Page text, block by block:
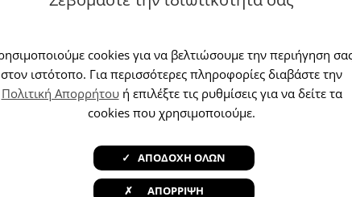
cookies για να βελτιώσουμε την περιήγηση
στον ιστότοπο. Για περισσότερες πληροφορίες διαβάστε την
Πολιτική Απορρήτουή επιλέξτε τις ρυθμίσεις για να δείτε τα
cookies που χρησιμοποιούμε.
✓ ΑΠΟΔΟΧΗ ΟΛΩΝ
✗ ΑΠΟΡΡΙΨΗ